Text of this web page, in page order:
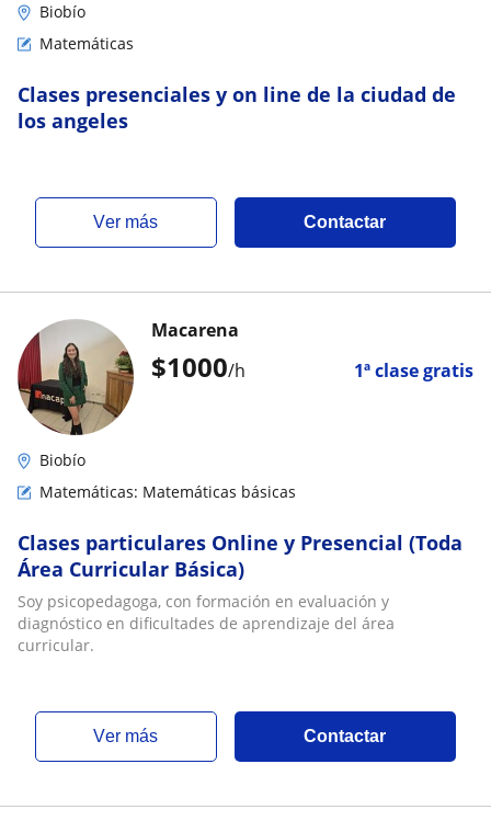
Biobío
Matemáticas
Clases presenciales y on line de la ciudad de
los angeles
ver más Contactar
$1000/h 1ª clase gratis
Macarena
Biobío
Matemáticas: Matemáticas básicas
Clases particulares Online y Presencial (Toda
Área Curricular Básica)
Soy psicopedagoga, con formación en evaluación y
diagnóstico en dificultades de aprendizaje del área
curricular.
ver más Contactar